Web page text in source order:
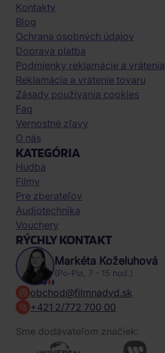
Kontakty
Blog
Ochrana osobných údajov
Doprava platba
Podmienky reklamácie a vrátenia
Reklamácia a vrátenie tovaru
Zásady používania cookies
Faq
Vernostné zľavy
O nás
KATEGÓRIA
Hudba
Filmy
Pre zberateľov
Audiotechnika
Vouchery
RÝCHLY KONTAKT
Markéta Koželuhová
(Po-Pia, 7 - 15 hod.)
obchod@filmnadvd.sk
+421 2/772 700 00
Sme dodávateľom značiek: